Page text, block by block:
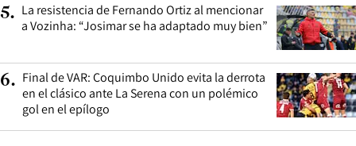
5. La resistencia de Fernando Ortiz al mencionar
a Vozinha: “Josimar se ha adaptado muy bien”
6. Final de VAR: Coquimbo Unido evita la derrota
en el clásico ante La Serena con un polémico
gol en el epílogo